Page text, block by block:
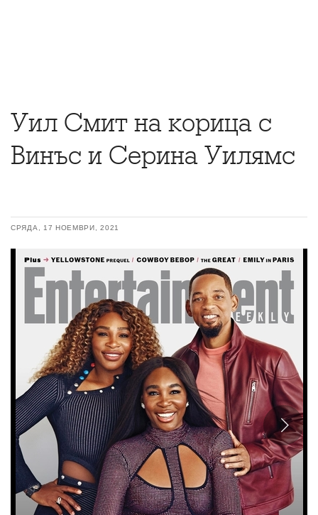
Уил Смит на корица с
Винъс и Серина Уилямс
СРЯДА, 17 НОЕМВРИ, 2021